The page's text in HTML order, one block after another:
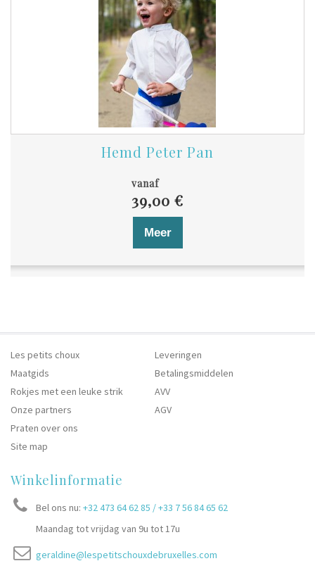
Hemd Peter Pan
vanaf
39,00 €
Meer
Les petits choux
Leveringen
Maatgids
Betalingsmiddelen
Rokjes met een leuke strik
AVV
Onze partners
AGV
Praten over ons
Site map
Winkelinformatie
Bel ons nu: +32 473 64 62 85 / +33 7 56 84 65 62
Maandag tot vrijdag van 9u tot 17u
geraldine@lespetitschouxdebruxelles.com